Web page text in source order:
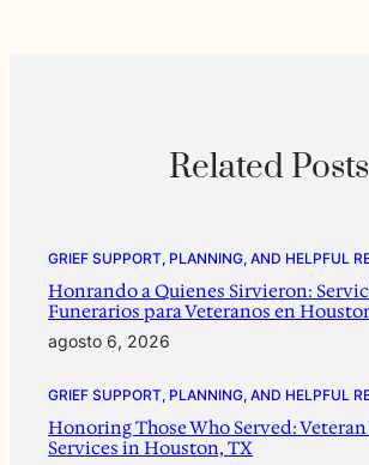
Related Posts
GRIEF SUPPORT, PLANNING, AND HELPFUL
Honrando a Quienes Sirvieron:
Funerarios para Veteranos en
agosto 6, 2026
GRIEF SUPPORT, PLANNING, AND HELPFUL
Honoring Those Who Served:
Services in Houston, TX